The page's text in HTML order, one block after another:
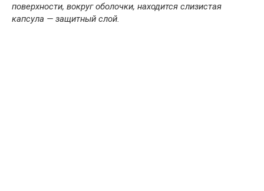
поверхности, вокруг оболочки, находится слизистая
капсула — защитный слой.